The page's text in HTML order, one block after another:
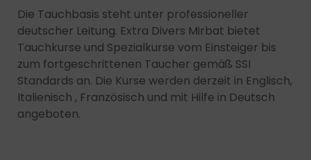
Die Tauchbasis steht unter professioneller
deutscher Leitung. Extra Divers Mirbat bietet
Tauchkurse und Spezialkurse vom Einsteiger bis
zum fortgeschrittenen Taucher gemäß SSI
Standards an. Die Kurse werden derzeit in Englisch,
Italienisch , Französisch und mit Hilfe in Deutsch
angeboten.